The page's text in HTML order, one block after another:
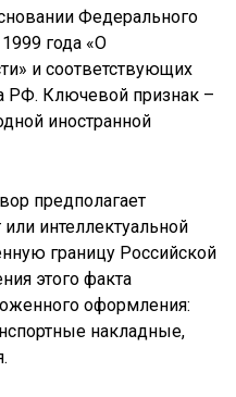
Федерального
года «О
и соответствующих
РФ. Ключевой признак –
иностранной
предполагает
интеллектуальной
границу Российской
этого факта
оформления:
накладные,